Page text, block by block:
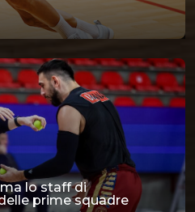
lo staff di
prime squadre